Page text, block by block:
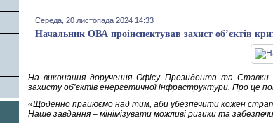
Середа, 20 листопада 2024 14:33
Начальник ОВА проінспектував захист об’єктів
На виконання доручення Офісу Президента та
захисту об’єктів енергетичної інфраструктури. Про це
«Щоденно працюємо над тим, аби убезпечити кожен
Наше завдання – мінімізувати можливі ризики та